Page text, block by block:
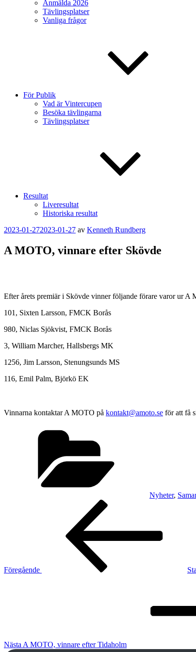
Anmälda 2026
Tävlingsplatser
Vanliga frågor
För Publik
Vad är Vintercupen
Besöka tävlingarna
Tävlingsplatser
Resultat
Liveresultat
Historiska resultat
Publicerat
2023-01-272023-01-27 av Kenneth Rundberg
A MOTO, vinnare efter Skövde
Efter årets premiär i Skövde vinner följande förare varor ur A
101, Sixten Larsson, FMCK Borås
980, Niclas Sjökvist, FMCK Borås
3, William Marcher, Hallsbergs MK
1256, Jim Larsson, Stenungsunds MS
116, Emil Palm, Björkö EK
Vinnarna kontaktar A MOTO på kontakt@amoto.se för att få
Nyheter,
Inläggsnavigering
Föregående
Nästa A MOTO, vinnare efter Tidaholm